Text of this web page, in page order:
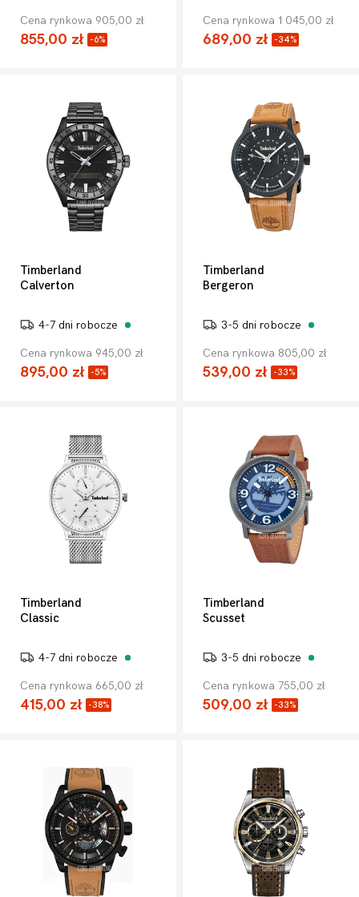
Cena rynkowa 905,00 zł
855,00 zł -6%
Cena rynkowa 1 045,00 zł
689,00 zł -34%
Timberland
Calverton
4-7 dni robocze
Cena rynkowa 945,00 zł
895,00 zł -5%
Timberland
Bergeron
3-5 dni robocze
Cena rynkowa 805,00 zł
539,00 zł -33%
Timberland
Classic
4-7 dni robocze
Cena rynkowa 665,00 zł
415,00 zł -38%
Timberland
Scusset
3-5 dni robocze
Cena rynkowa 755,00 zł
509,00 zł -33%